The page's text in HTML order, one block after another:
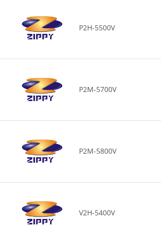
P2H-5500V
P2M-5700V
P2M-5800V
V2H-5400V